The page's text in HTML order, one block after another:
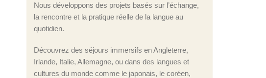
Nous développons des projets basés sur l’échange,
la rencontre et la pratique réelle de la langue au
quotidien.
Découvrez des séjours immersifs en Angleterre,
Irlande, Italie, Allemagne, ou dans des langues et
cultures du monde comme le japonais, le coréen,